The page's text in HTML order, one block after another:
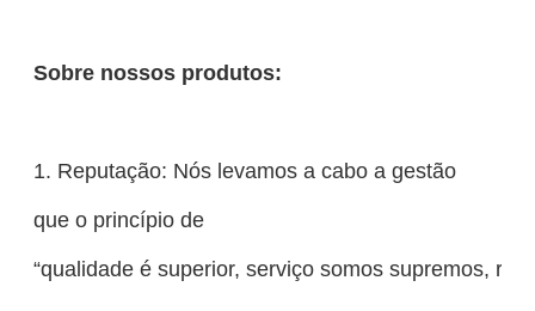
Sobre nossos produtos:
1. Reputação: Nós levamos a cabo a gestão
que o princípio de
“qualidade é superior, serviço somos supremos,